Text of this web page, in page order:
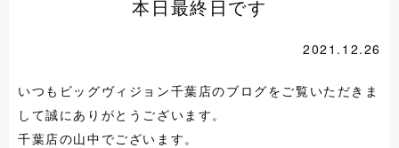
本日最終日です
2021.12.26
いつもビッグヴィジョン千葉店のブログをご覧いただきま
して誠にありがとうございます。
千葉店の山中でございます。